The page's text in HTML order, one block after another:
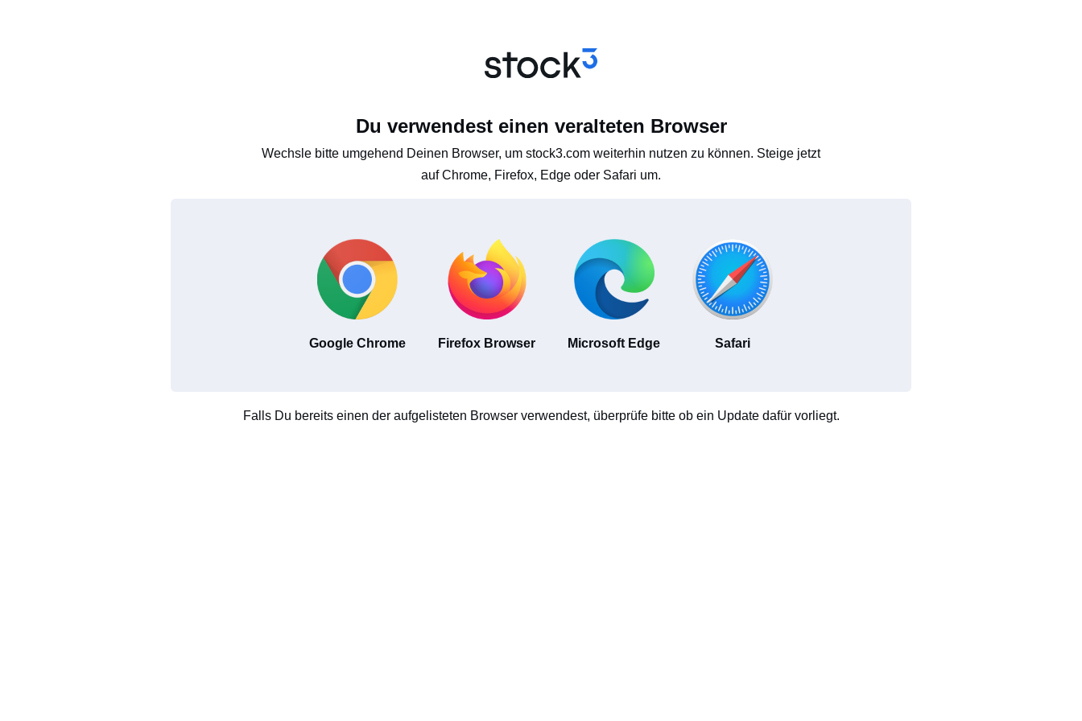
Du verwendest einen veralteten Browser
Wechsle bitte umgehend Deinen Browser, um stock3.com weiterhin nutzen zu können. Steige jetzt
auf Chrome, Firefox, Edge oder Safari um.
Google Chrome Firefox Browser Microsoft Edge Safari
Falls Du bereits einen der aufgelisteten Browser verwendest, überprüfe bitte ob ein Update dafür vorliegt.